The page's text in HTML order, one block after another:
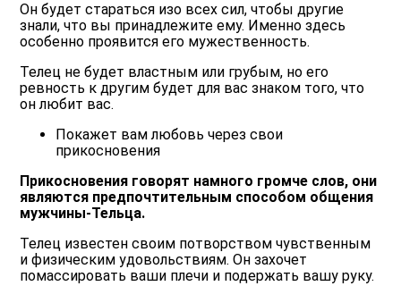
Он будет стараться изо всех сил, чтобы другие
знали, что вы принадлежите ему. Именно здесь
особенно проявится его мужественность.
Телец не будет властным или грубым, но его
ревность к другим будет для вас знаком того, что
он любит вас.
Покажет вам любовь через свои
прикосновения
Прикосновения говорят намного громче слов, они
являются предпочтительным способом общения
мужчины-Тельца.
Телец известен своим потворством чувственным
и физическим удовольствиям. Он захочет
помассировать ваши плечи и подержать вашу руку.